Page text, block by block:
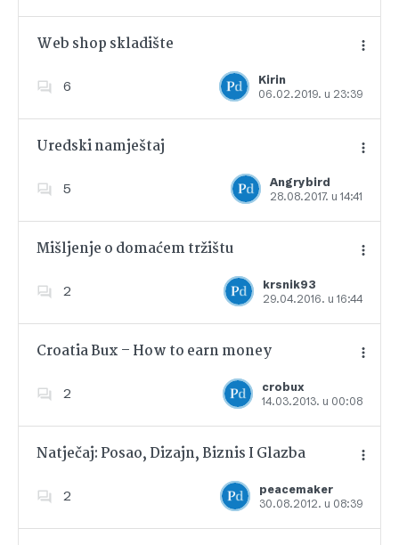
Web shop skladište
6
Kirin
06.02.2019. u 23:39
Dodajte u favorite
Uredski namještaj
5
Angrybird
28.08.2017. u 14:41
Dodajte u favorite
Mišljenje o domaćem tržištu
2
krsnik93
29.04.2016. u 16:44
Dodajte u favorite
Croatia Bux – How to earn money
2
crobux
14.03.2013. u 00:08
Dodajte u favorite
Natječaj: Posao, Dizajn, Biznis I Glazba
2
peacemaker
30.08.2012. u 08:39
Dodajte u favorite